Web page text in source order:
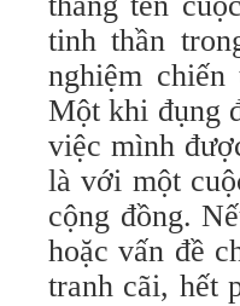
tinh thần
nghiệm
Một khi đụng
việc mình
là với một
cộng đồng.
hoặc vấn đề
tranh cãi, hết